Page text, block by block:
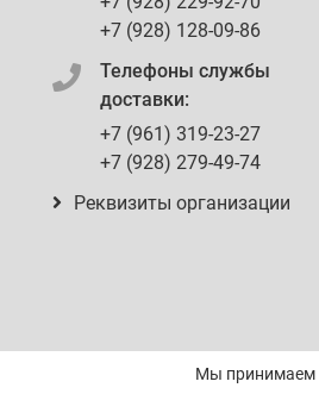
+7 (928) 128-09-86
Телефоны службы
доставки:
+7 (961) 319-23-27
+7 (928) 279-49-74
Реквизиты организации
Мы принимаем